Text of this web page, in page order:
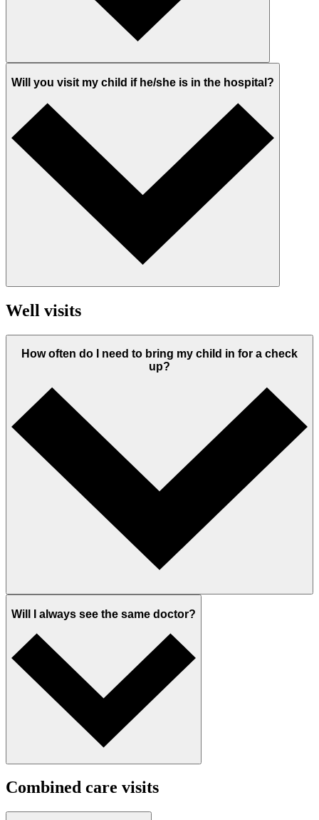
Will you visit my child if he/she is in the hospital?
Well visits
How often do I need to bring my child in for a check
up?
Will I always see the same doctor?
Combined care visits